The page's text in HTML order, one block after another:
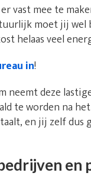
vast mee te
moet jij
helaas veel
in!
neemt deze
te worden na
en jij zelf
en